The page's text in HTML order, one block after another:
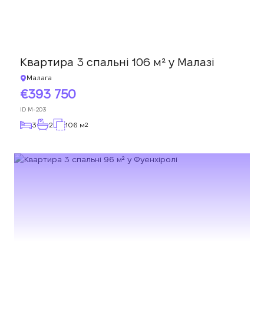
Квартира 3 спальні 106 м² у Малазі
Малага
393 750
ID M-203
3 2 106 м2